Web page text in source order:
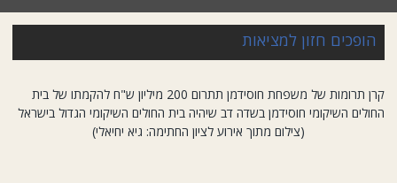
הופכים חזון למציאות
קרן תרומות של משפחת חוסידמן תתרום 200 מיליון ש"ח להקמתו של בית
החולים השיקומי חוסידמן בשדה דב שיהיה בית החולים השיקומי הגדול בישראל
(צילום מתוך אירוע לציון החתימה: גיא יחיאלי)